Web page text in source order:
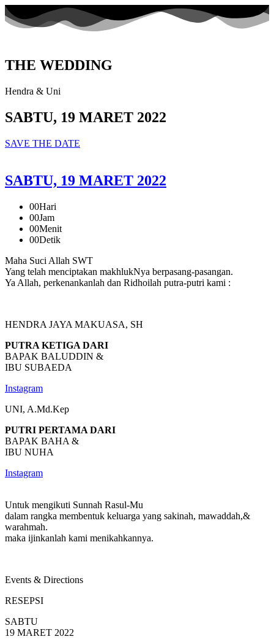
THE WEDDING
Hendra & Uni
SABTU, 19 MARET 2022
SAVE THE DATE
SABTU, 19 MARET 2022
00Hari
00Jam
00Menit
00Detik
Maha Suci Allah SWT
Yang telah menciptakan makhlukNya berpasang-pasangan.
Ya Allah, perkenankanlah dan Ridhoilah putra-putri kami :
HENDRA JAYA MAKUASA, SH
PUTRA KETIGA DARI
BAPAK BALUDDIN &
IBU SUBAEDA
Instagram
UNI, A.Md.Kep
PUTRI PERTAMA DARI
BAPAK BAHA &
IBU NUHA
Instagram
Untuk mengikuti Sunnah Rasul-Mu
dalam rangka membentuk keluarga yang sakinah, mawaddah,&
warahmah.
maka ijinkanlah kami menikahkannya.
Events & Directions
RESEPSI
SABTU
19 MARET 2022